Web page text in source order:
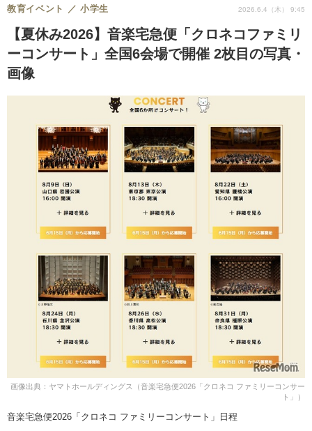
【夏休み2026】音楽宅急便「クロネコファミリ
ーコンサート」全国6会場で開催 2枚目の写真・
画像
教育イベント 小学生 2026.6.4（木） 9:45
画像出典：ヤマトホールディングス（音楽宅急便2026「クロネコ ファミリーコンサー
ト」）
音楽宅急便2026「クロネコ ファミリーコンサート」日程